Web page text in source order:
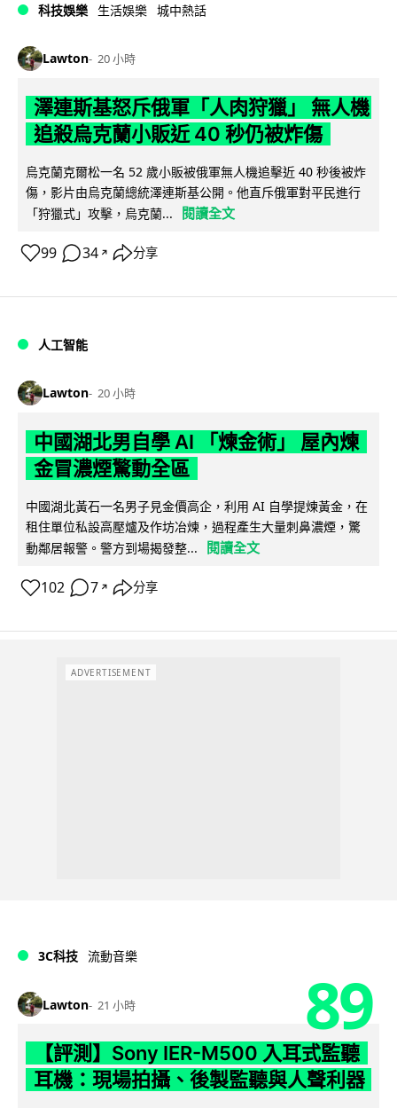
科技娛樂 生活娛樂 城中熱話
Lawton 20 小時
澤連斯基怒斥俄軍「人肉狩獵」 無人機
追殺烏克蘭小販近 40 秒仍被炸傷
烏克蘭克爾松一名 52 歲小販被俄軍無人機追擊近 40 秒後被炸
傷，影片由烏克蘭總統澤連斯基公開。他直斥俄軍對平民進行
「狩獵式」攻擊，烏克蘭...
閱讀全文
99 34 ↗ 分享
人工智能
Lawton 20 小時
中國湖北男自學 AI 「煉金術」 屋內煉
金冒濃煙驚動全區
中國湖北黃石一名男子見金價高企，利用 AI 自學提煉黃金，在
租住單位私設高壓爐及作坊冶煉，過程產生大量刺鼻濃煙，驚
動鄰居報警。警方到場揭發整...
閱讀全文
102 7 ↗ 分享
ADVERTISEMENT
3C科技 流動音樂
Lawton 21 小時 89
【評測】Sony IER-M500 入耳式監聽
耳機：現場拍攝、後製監聽與人聲利器